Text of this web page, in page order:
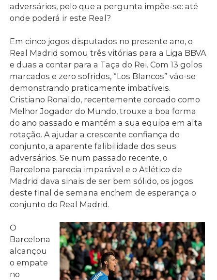
adversários, pelo que a pergunta impõe-se: até
onde poderá ir este Real?
Em cinco jogos disputados no presente ano, o
Real Madrid somou três vitórias para a Liga BBVA
e duas a contar para a Taça do Rei. Com 13 golos
marcados e zero sofridos, “Los Blancos” vão-se
demonstrando praticamente imbatíveis.
Cristiano Ronaldo, recentemente coroado como
Melhor Jogador do Mundo, trouxe a boa forma
do ano passado e mantém a sua equipa em alta
rotação. A ajudar a crescente confiança do
conjunto, a aparente falibilidade dos seus
adversários. Se num passado recente, o
Barcelona parecia imparável e o Atlético de
Madrid dava sinais de ser bem sólido, os jogos
deste final de semana enchem de esperança o
conjunto do Real Madrid.
O
Barcelona
alcançou
o empate
no